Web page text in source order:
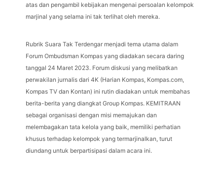
atas dan pengambil kebijakan mengenai persoalan kelompok
marjinal yang selama ini tak terlihat oleh mereka.
Rubrik Suara Tak Terdengar menjadi tema utama dalam
Forum Ombudsman Kompas yang diadakan secara daring
tanggal 24 Maret 2023. Forum diskusi yang melibatkan
perwakilan jurnalis dari 4K (Harian Kompas, Kompas.com,
Kompas TV dan Kontan) ini rutin diadakan untuk membahas
berita-berita yang diangkat Group Kompas. KEMITRAAN
sebagai organisasi dengan misi memajukan dan
melembagakan tata kelola yang baik, memiliki perhatian
khusus terhadap kelompok yang termarjinalkan, turut
diundang untuk berpartisipasi dalam acara ini.